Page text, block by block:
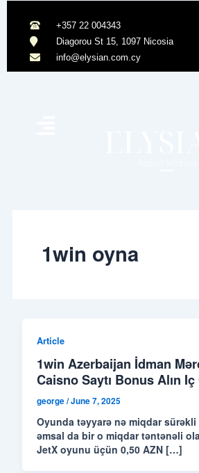
content
+357 22 004343
Diagorou St 15, 1097 Nicosia
info@elysian.com.cy
1win oyna
Article
1win Azerbaijan İdman
Caisno Saytı Bonus Alın Iç
george/June 7, 2025
Oyunda təyyarə nə miqdar
əmsal da bir o miqdar təntənəli
JetX oyunu üçün 0,50 AZN […]